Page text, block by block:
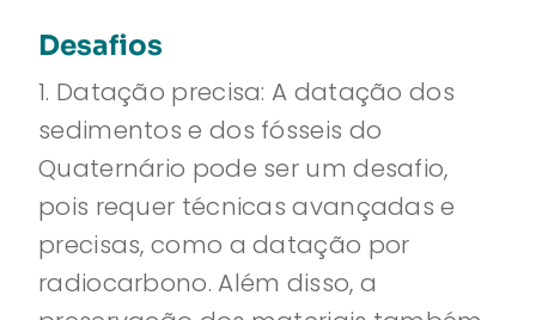
Desafios
1. Datação precisa: A datação dos
sedimentos e dos fósseis do
Quaternário pode ser um desafio,
pois requer técnicas avançadas e
precisas, como a datação por
radiocarbono. Além disso, a